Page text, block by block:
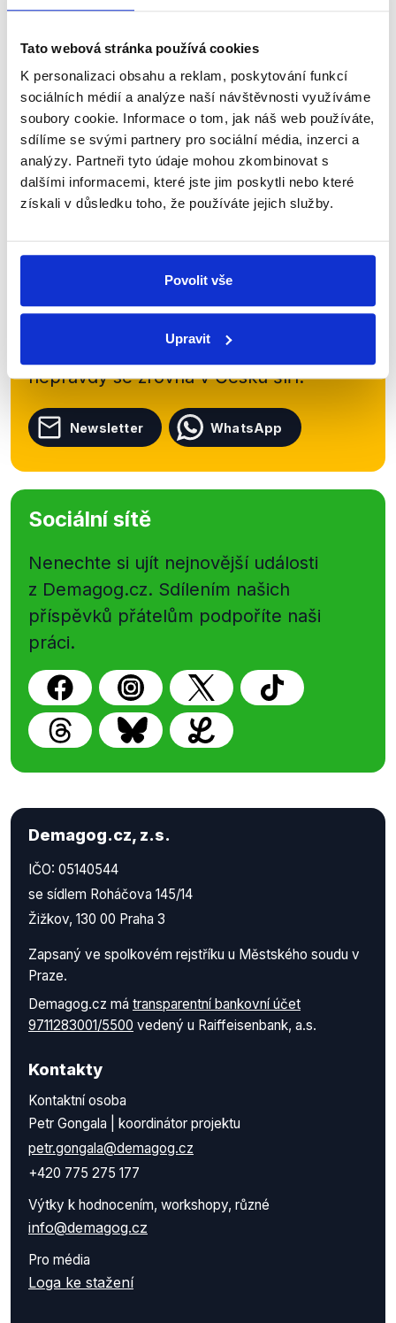
Tato webová stránka používá cookies
K personalizaci obsahu a reklam, poskytování funkcí
sociálních médií a analýze naší návštěvnosti využíváme
soubory cookie. Informace o tom, jak náš web používáte,
sdílíme se svými partnery pro sociální média, inzerci a
analýzy. Partneři tyto údaje mohou zkombinovat s
dalšími informacemi, které jste jim poskytli nebo které
získali v důsledku toho, že používáte jejich služby.
Povolit vše
Upravit
na primátora v hlavním městě, a u toho jsme
zástupců nejsilnějších politických...
Číst dál
Zůstaňme v kontaktu
Přihlaste se k odběru našeho
newsletteru nebowhatsappového
kanálu, kde pravidelně přinášíme
přehled o tom, jaké dezinformace a
nepravdy se zrovna v Česku šíří.
Newsletter WhatsApp
Sociální sítě
Nenechte si ujít nejnovější události
z Demagog.cz. Sdílením našich
příspěvků přátelům podpoříte naši
práci.
Demagog.cz, z.s.
IČO: 05140544
se sídlem Roháčova 145/14
Žižkov, 130 00 Praha 3
Zapsaný ve spolkovém rejstříku u Městského soudu v
Praze.
Demagog.cz má transparentní bankovní účet
9711283001/5500 vedený u Raiffeisenbank, a.s.
Kontakty
Kontaktní osoba
Petr Gongala | koordinátor projektu
petr.gongala@demagog.cz
+420 775 275 177
Výtky k hodnocením, workshopy, různé
info@demagog.cz
Pro média
Loga ke stažení